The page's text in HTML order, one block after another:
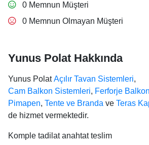
0 Memnun Müşteri
0 Memnun Olmayan Müşteri
Yunus Polat Hakkında
Yunus PolatAçılır Tavan Sistemleri,
Cam Balkon Sistemleri, Ferforje Balkon
Pimapen, Tente ve Branda ve Teras
de hizmet vermektedir.
Komple tadilat anahtat teslim